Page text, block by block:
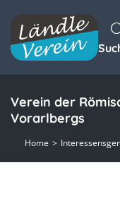
Verein der
Vorarlbergs
Home